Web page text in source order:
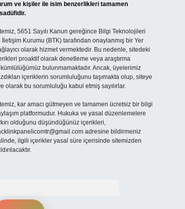
ve kişiler ile isim benzerlikleri tamamen
5651 Sayılı Kanun gereğince Bilgi Teknolojileri
İletişim Kurumu (BTK) tarafından onaylanmış bir Yer
olarak hizmet vermektedir. Bu nedenle, sitedeki
proaktif olarak denetleme veya araştırma
bulunmamaktadır. Ancak, üyelerimiz
içeriklerin sorumluluğunu taşımakta olup, siteye
olarak bu sorumluluğu kabul etmiş sayılırlar.
kar amacı gütmeyen ve tamamen ücretsiz bir bilgi
platformudur. Hukuka ve yasal düzenlemelere
olduğunu düşündüğünüz içerikleri,
adresine bildirmeniz
ilgili içerikler yasal süre içerisinde sitemizden